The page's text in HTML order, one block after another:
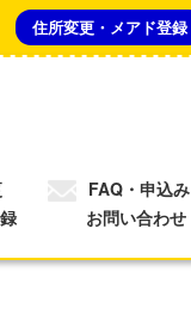
住所変更・メアド登録
FAQ・申込み
お問い合わせ